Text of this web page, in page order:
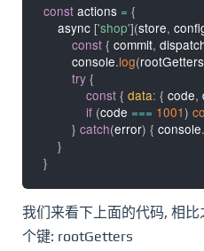
const actions = {
    async
['shop'](store,
const { commit,
        console
.log(rootGetters
try {
const { data: { code,
if (code === 1001)
} catch(error) { console.
}
}
我们来看下上面的代码, 相
个键: rootGetters